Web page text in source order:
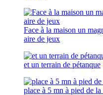
Face à la maison un
aire de jeux
et un terrain de pétanque
place à 5 mn à pied de la